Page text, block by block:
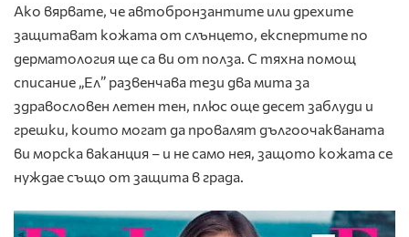
Ако вярвате, че автобронзантите или дрехите
защитават кожата от слънцето, експертите по
дерматология ще са ви от полза. С тяхна помощ
списание „Ел” развенчава тези два мита за
здравословен летен тен, плюс още десет заблуди и
грешки, които могат да провалят дългоочакваната
ви морска ваканция – и не само нея, защото кожата се
нуждае също от защита в града.